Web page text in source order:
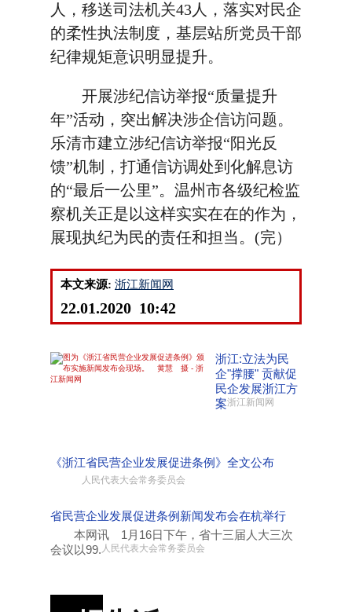
人，移送司法机关43人，落实对民企
的柔性执法制度，基层站所党员干部
纪律规矩意识明显提升。
开展涉纪信访举报“质量提升
年”活动，突出解决涉企信访问题。
乐清市建立涉纪信访举报“阳光反
馈”机制，打通信访调处到化解息访
的“最后一公里”。温州市各级纪检监
察机关正是以这样实实在在的作为，
展现执纪为民的责任和担当。(完）
本文来源: 浙江新闻网
22.01.2020 10:42
浙江:立法为民
企"撑腰" 贡献促
民企发展浙江方
案浙江新闻网
《浙江省民营企业发展促进条例》全文公布
人民代表大会常务委员会
省民营企业发展促进条例新闻发布会在杭举行
本网讯 1月16日下午，省十三届人大三次
会议以99. 人民代表大会常务委员会